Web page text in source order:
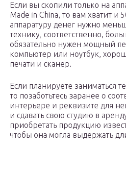
Если вы скопили только на
Made in China, то вам хватит и
аппаратуру денег нужно
технику, соответственно,
обязательно нужен мощный
компьютер или ноутбук,
печати и сканер.
Если планируете заниматься
то позаботьтесь заранее о
интерьере и реквизите для
и сдавать свою студию в
приобретать продукцию
чтобы она могла выдержать